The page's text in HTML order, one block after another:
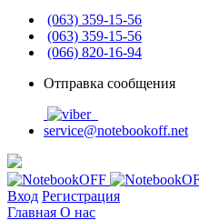
(063) 359-15-56
(063) 359-15-56
(066) 820-16-94
Отправка сообщения
service@notebookoff.net
Вход Регистрация
Главная О нас